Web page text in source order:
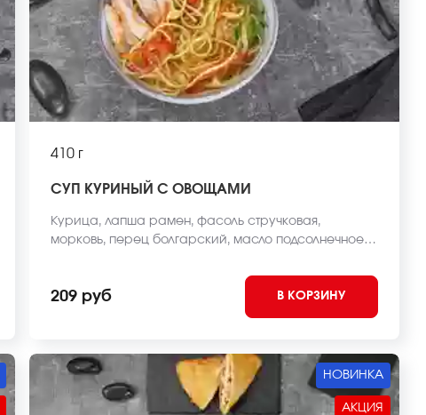
410 г
СУП КУРИНЫЙ С ОВОЩАМИ
Курица, лапша рамен, фасоль стручковая,
морковь, перец болгарский, масло подсолнечное,
может отличаться от фото на сайте.
209 руб В КОРЗИНУ
НОВИНКА
АКЦИЯ